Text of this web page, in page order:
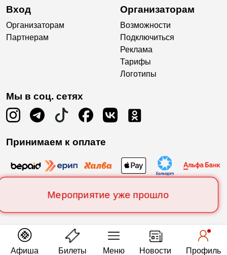
Мероприятие уже прошло
Вход
Организаторам
Партнерам
Организаторам
Возможности
Подключиться
Реклама
Тарифы
Логотипы
Мы в соц. сетях
Принимаем к оплате
Афиша Билеты Меню Новости Профиль
Есть вопросы?